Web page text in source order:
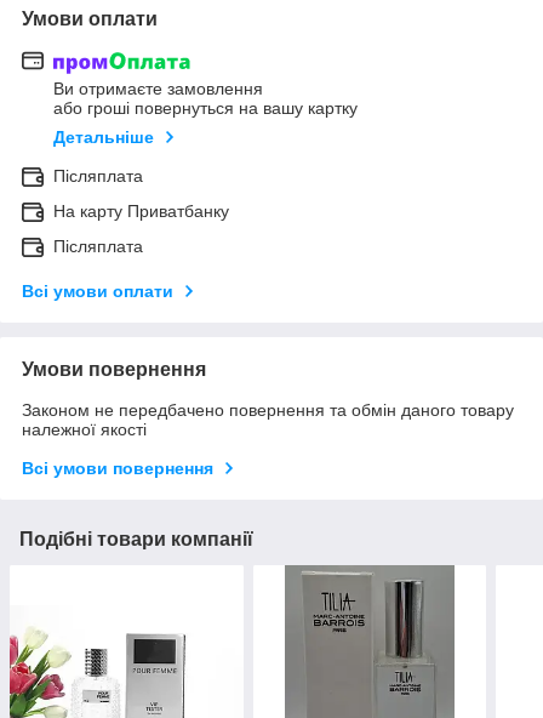
Умови оплати
Ви отримаєте замовлення
або гроші повернуться на вашу картку
Детальніше
Післяплата
На карту Приватбанку
Післяплата
Всі умови оплати
Умови повернення
Законом не передбачено повернення та обмін даного товару
належної якості
Всі умови повернення
Подібні товари компанії